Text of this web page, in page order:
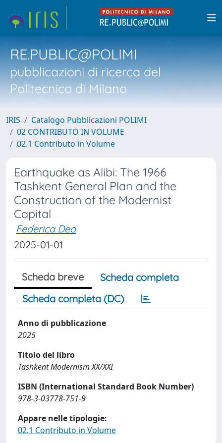
RE.PUBLIC@POLIMI
pubblicazioni di ricerca del
Politecnico di Milano
IRIS
Catalogo Pubblicazioni POLIMI
02 CONTRIBUTO IN VOLUME
02.1 Contributo in Volume
Earthquake as Alibi: The 1966
Tashkent General Plan and the
Construction of the Modernist
Capital
Federica Deo
2025-01-01
Scheda breve
Scheda completa
Scheda completa (DC)
Anno di pubblicazione
2025
Titolo del libro
Tashkent Modernism XX/XXI
ISBN (International Standard Book Number)
978-3-03778-751-9
Appare nelle tipologie:
02.1 Contributo in Volume